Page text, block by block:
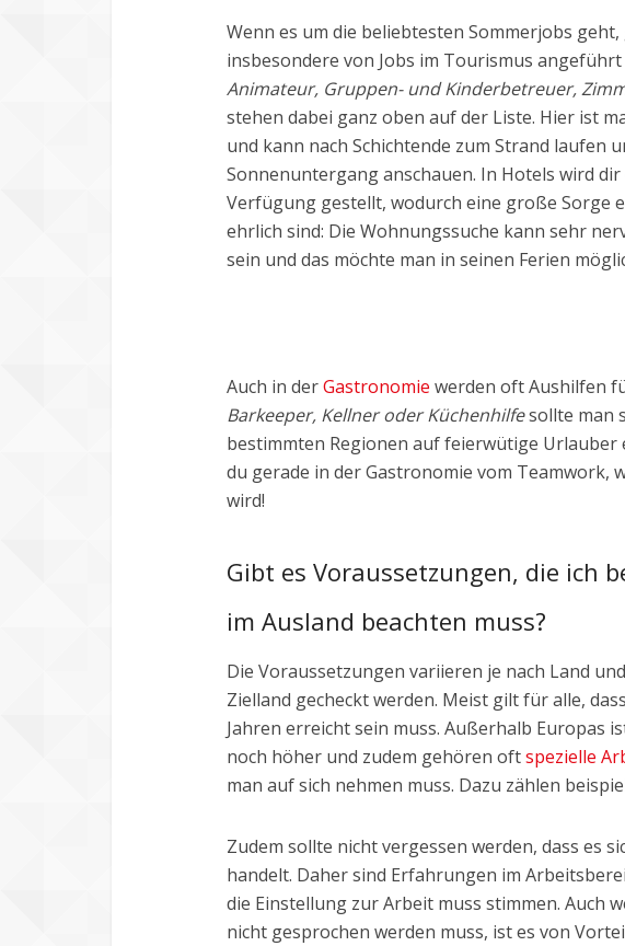
Wenn es um die beliebtesten Sommerjobs
insbesondere von Jobs im Tourismus
Animateur, Gruppen- und Kinderbetreuer,
stehen dabei ganz oben auf der Liste. Hier ist
und kann nach Schichtende zum Strand laufen
Sonnenuntergang anschauen. In Hotels wird
Verfügung gestellt, wodurch eine große Sorge
ehrlich sind: Die Wohnungssuche kann sehr
sein und das möchte man in seinen Ferien
Auch in derGastronomie werden oft Aushilfen
Barkeeper, Kellner oder Küchenhilfesollte man
bestimmten Regionen auf feierwütige
du gerade in der Gastronomie vom Teamwork,
wird!
Gibt es Voraussetzungen, die ich
im Ausland beachten muss?
Die Voraussetzungen variieren je nach Land
Zielland gecheckt werden. Meist gilt für alle,
Jahren erreicht sein muss. Außerhalb Europas
noch höher und zudem gehören oftspezielle
man auf sich nehmen muss. Dazu zählen
Zudem sollte nicht vergessen werden, dass es
handelt. Daher sind Erfahrungen im
die Einstellung zur Arbeit muss stimmen. Auch
nicht gesprochen werden muss, ist es von